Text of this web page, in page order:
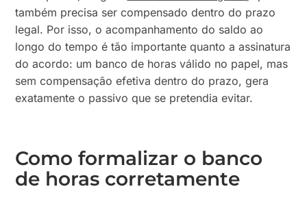
também precisa ser compensado dentro do prazo
legal. Por isso, o acompanhamento do saldo ao
longo do tempo é tão importante quanto a assinatura
do acordo: um banco de horas válido no papel, mas
sem compensação efetiva dentro do prazo, gera
exatamente o passivo que se pretendia evitar.
Como formalizar o banco
de horas corretamente